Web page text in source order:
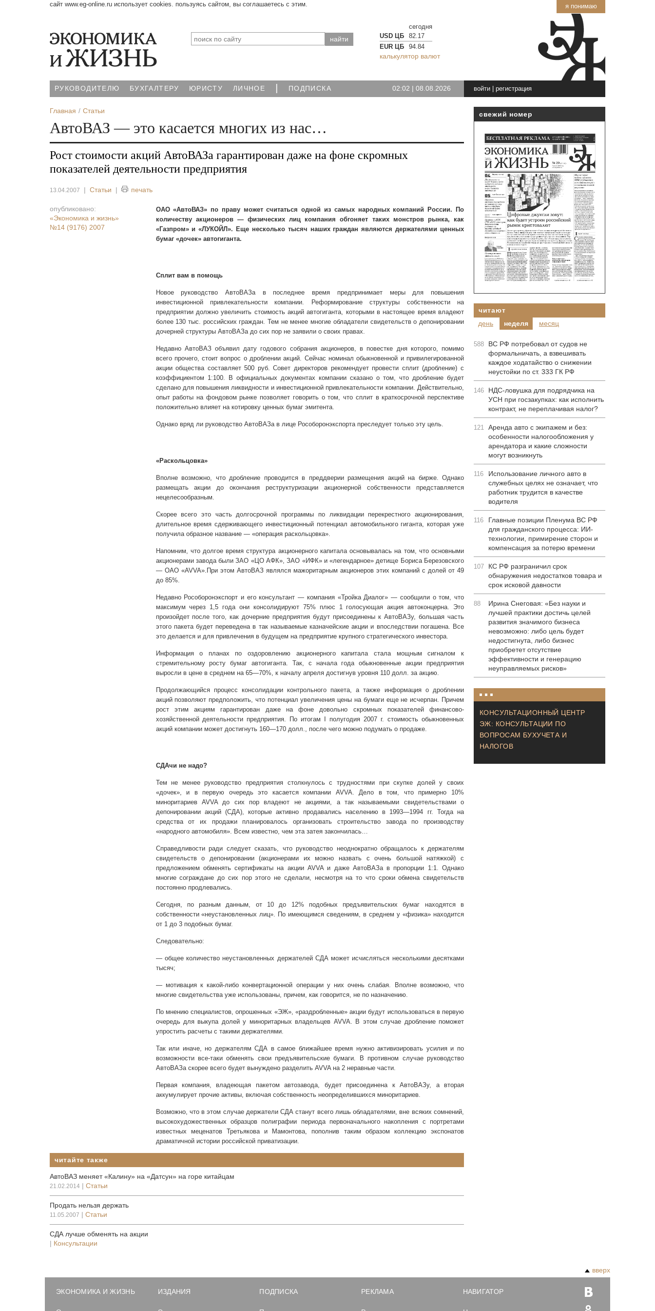
я понимаю
сайт www.eg-online.ru использует cookies. пользуясь сайтом, вы соглашаетесь с этим.
сегодня
USD ЦБ
82.17
EUR ЦБ
94.84
калькулятор валют
РУКОВОДИТЕЛЮ БУХГАЛТЕРУ ЮРИСТУ ЛИЧНОЕ | ПОДПИСКА 02:02 | 08.08.2026 войти| регистрация
Главная Статьи
АвтоВАЗ — это касается многих из нас…
Рост стоимости акций АвтоВАЗа гарантирован даже на фоне скромных
показателей деятельности предприятия
13.04.2007 | Статьи | печать
опубликовано:
«Экономика и жизнь»
№14 (9176) 2007
ОАО «АвтоВАЗ» по праву может считаться одной из самых народных компаний России. По
количеству акционеров — физических лиц компания обгоняет таких монстров рынка, как
«Газпром» и «ЛУКОЙЛ». Еще несколько тысяч наших граждан являются держателями ценных
бумаг «дочек» автогиганта.
Сплит вам в помощь
Новое руководство АвтоВАЗа в последнее время предпринимает меры для повышения
инвестиционной привлекательности компании. Реформирование структуры собственности на
предприятии должно увеличить стоимость акций автогиганта, которыми в настоящее время владеют
более 130 тыс. российских граждан. Тем не менее многие обладатели свидетельств о депонировании
дочерней структуры АвтоВАЗа до сих пор не заявили о своих правах.
Недавно АвтоВАЗ объявил дату годового собрания акционеров, в повестке дня которого, помимо
всего прочего, стоит вопрос о дроблении акций. Сейчас номинал обыкновенной и привилегированной
акции общества составляет 500 руб. Совет директоров рекомендует провести сплит (дробление) с
коэффициентом 1:100. В официальных документах компании сказано о том, что дробление будет
сделано для повышения ликвидности и инвестиционной привлекательности компании. Действительно,
опыт работы на фондовом рынке позволяет говорить о том, что сплит в краткосрочной перспективе
положительно влияет на котировку ценных бумаг эмитента.
Однако вряд ли руководство АвтоВАЗа в лице Рособоронэкспорта преследует только эту цель.
«Раскольцовка»
Вполне возможно, что дробление проводится в преддверии размещения акций на бирже. Однако
размещать акции до окончания реструктуризации акционерной собственности представляется
нецелесообразным.
Скорее всего это часть долгосрочной программы по ликвидации перекрестного акционирования,
длительное время сдерживающего инвестиционный потенциал автомобильного гиганта, которая уже
получила образное название — «операция раскольцовка».
Напомним, что долгое время структура акционерного капитала основывалась на том, что основными
акционерами завода были ЗАО «ЦО АФК», ЗАО «ИФК» и «легендарное» детище Бориса Березовского
— ОАО «AVVA».При этом АвтоВАЗ являлся мажоритарным акционеров этих компаний с долей от 49
до 85%.
Недавно Рособоронэкспорт и его консультант — компания «Тройка Диалог» — сообщили о том, что
максимум через 1,5 года они консолидируют 75% плюс 1 голосующая акция автоконцерна. Это
произойдет после того, как дочерние предприятия будут присоединены к АвтоВАЗу, большая часть
этого пакета будет переведена в так называемые казначейские акции и впоследствии погашена. Все
это делается и для привлечения в будущем на предприятие крупного стратегического инвестора.
Информация о планах по оздоровлению акционерного капитала стала мощным сигналом к
стремительному росту бумаг автогиганта. Так, с начала года обыкновенные акции предприятия
выросли в цене в среднем на 65—70%, к началу апреля достигнув уровня 110 долл. за акцию.
Продолжающийся процесс консолидации контрольного пакета, а также информация о дроблении
акций позволяют предположить, что потенциал увеличения цены на бумаги еще не исчерпан. Причем
рост этим акциям гарантирован даже на фоне довольно скромных показателей финансово-
хозяйственной деятельности предприятия. По итогам I полугодия 2007 г. стоимость обыкновенных
акций компании может достигнуть 160—170 долл., после чего можно подумать о продаже.
СДАчи не надо?
Тем не менее руководство предприятия столкнулось с трудностями при скупке долей у своих
«дочек», и в первую очередь это касается компании AVVA. Дело в том, что примерно 10%
миноритариев AVVA до сих пор владеют не акциями, а так называемыми
свидетельствами о
депонировании акций (СДА), которые активно продавались населению в 1993—1994 гг. Тогда на
средства от их продажи планировалось организовать строительство завода по производству
«народного автомобиля». Всем известно, чем эта затея закончилась…
Справедливости ради следует сказать, что руководство неоднократно обращалось к держателям
свидетельств о депонировании (акционерами их можно назвать с очень большой натяжкой) с
предложением обменять сертификаты на акции AVVA и даже АвтоВАЗа в пропорции 1:1. Однако
многие сограждане до сих пор этого не сделали, несмотря на то что сроки обмена свидетельств
постоянно продлевались.
Сегодня, по разным данным, от 10 до 12% подобных предъявительских
бумаг находятся в
собственности «неустановленных лиц». По имеющимся сведениям, в среднем у «физика» находится
от 1 до 3 подобных бумаг.
Следовательно:
— общее количество неустановленных держателей СДА может исчисляться несколькими десятками
тысяч;
— мотивация к какой-либо конвертационной операции у них очень слабая. Вполне возможно, что
многие свидетельства уже использованы, причем, как говорится, не по назначению.
По мнению специалистов, опрошенных «ЭЖ», «раздробленные» акции будут использоваться в первую
очередь для выкупа долей у миноритарных владельцев AVVA. В этом случае дробление поможет
упростить расчеты с такими держателями.
Так или иначе, но держателям СДА в самое ближайшее время нужно активизировать усилия и по
возможности все-таки обменять свои предъявительские бумаги. В противном случае руководство
АвтоВАЗа скорее всего будет вынуждено разделить AVVA на 2 неравные части.
Первая компания,
владеющая пакетом автозавода, будет присоединена к АвтоВАЗу, а вторая
аккумулирует прочие активы, включая собственность неопределившихся миноритариев.
Возможно, что в этом случае держатели СДА станут всего лишь обладателями, вне всяких сомнений,
высокохудожественных образцов полиграфии периода первоначального накопления с портретами
известных меценатов Третьякова и Мамонтова, пополнив таким образом коллекцию экспонатов
драматичной истории российской приватизации.
читайте также
АвтоВАЗ меняет «Калину» на «Датсун» на горе китайцам
21.02.2014 | Статьи
Продать нельзя держать
11.05.2007 | Статьи
СДА лучше обменять на акции
| Консультации
свежий номер
читают
день
неделя месяц
588
ВС РФ потребовал от судов не
формальничать, а взвешивать
каждое ходатайство о снижении
неустойки по ст. 333 ГК РФ
146
НДС-ловушка для подрядчика на
УСН при госзакупках: как исполнить
контракт, не переплачивая налог?
121 Аренда авто с экипажем и без:
особенности налогообложения у
арендатора и какие сложности
могут возникнуть
116
Использование личного авто в
служебных целях не означает, что
работник трудится в качестве
водителя
116
Главные позиции Пленума ВС РФ
для гражданского процесса: ИИ-
технологии, примирение сторон и
компенсация за потерю времени
107
КС РФ разграничил срок
обнаружения недостатков товара и
срок исковой давности
88
Ирина Снеговая: «Без науки и
лучшей практики достичь целей
развития значимого бизнеса
невозможно: либо цель будет
недостигнута, либо бизнес
приобретет отсутствие
эффективности и генерацию
неуправляемых рисков»
КОНСУЛЬТАЦИОННЫЙ ЦЕНТР
ЭЖ: КОНСУЛЬТАЦИИ ПО
ВОПРОСАМ БУХУЧЕТА И
НАЛОГОВ
вверх
ЭКОНОМИКА И ЖИЗНЬ ИЗДАНИЯ ПОДПИСКА РЕКЛАМА НАВИГАТОР